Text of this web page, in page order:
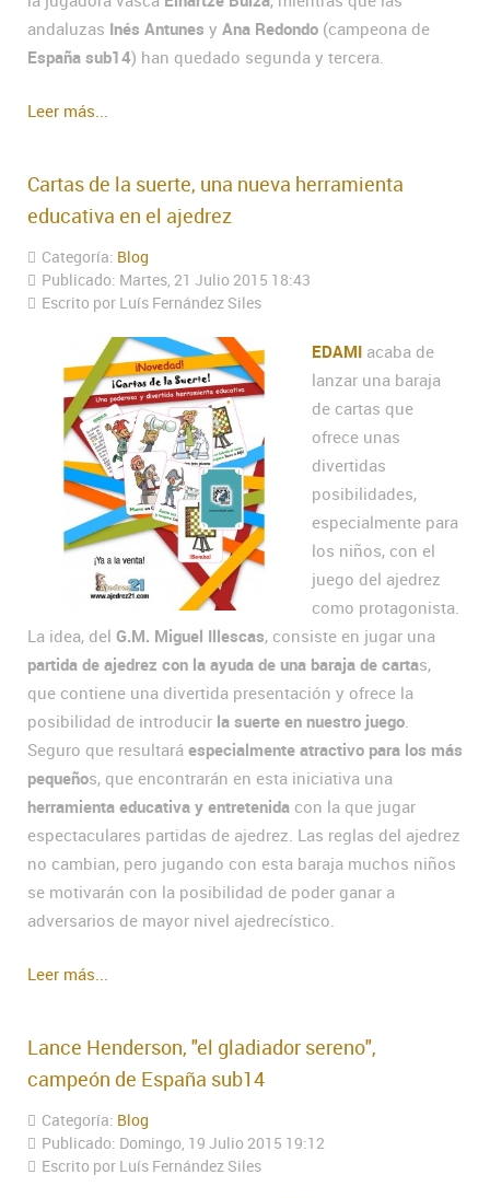
andaluzas Inés Antunes y Ana Redondo (campeona de
España sub14) han quedado segunda y tercera.
Leer más...
Cartas de la suerte, una nueva herramienta
educativa en el ajedrez
Categoría: Blog
Publicado: Martes, 21 Julio 2015 18:43
Escrito por Luís Fernández Siles
EDAMI acaba de
lanzar una baraja
de cartas que
ofrece unas
divertidas
posibilidades,
especialmente para
los niños, con el
juego del ajedrez
como protagonista.
La idea, del G.M. Miguel Illescas, consiste en jugar una
partida de ajedrez con la ayuda de una baraja de cartas,
que contiene una divertida presentación y ofrece la
posibilidad de introducir la suerte en nuestro juego.
Seguro que resultará especialmente atractivo para los más
pequeños, que encontrarán en esta iniciativa una
herramienta educativa y entretenida con la que jugar
espectaculares partidas de ajedrez. Las reglas del ajedrez
no cambian, pero jugando con esta baraja muchos niños
se motivarán con la posibilidad de poder ganar a
adversarios de mayor nivel ajedrecístico.
Leer más...
Lance Henderson, "el gladiador sereno",
campeón de España sub14
Categoría: Blog
Publicado: Domingo, 19 Julio 2015 19:12
Escrito por Luís Fernández Siles